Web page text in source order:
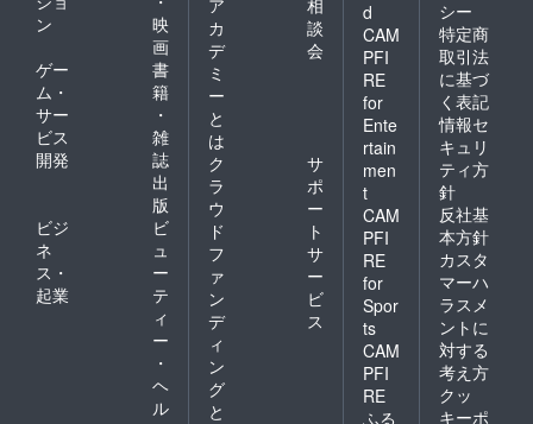
ン
映
画
ゲー
ム・
サー
ビス
開発
書
籍
・
雑
誌
出
版
ビジ
ネ
ス・
起業
ビ
ュ
ー
テ
ィ
ー
・
ヘ
ル
カ
デ
ミ
ー
と
は
談
会
ク
ラ
ウ
ド
フ
ァ
ン
デ
ィ
ン
グ
と
サ
ポ
ー
ト
サ
ー
ビ
ス
d
CAM
PFI
RE
for
Ente
rtain
men
t
CAM
PFI
RE
for
Spor
ts
CAM
PFI
RE
ふる
シー
特定商
取引法
に基づ
く表記
情報セ
キュリ
ティ方
針
反社基
本方針
カスタ
マーハ
ラスメ
ントに
対する
考え方
クッ
キーポ